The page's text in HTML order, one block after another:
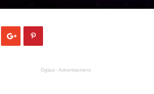
Oglasi - Advertisement